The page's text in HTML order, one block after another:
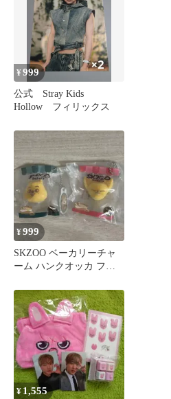
¥999
公式 Stray Kids
Hollow フィリックス
¥999
SKZOO ベーカリーチャ
ーム ハンクオッカ フォ
¥ 1,555